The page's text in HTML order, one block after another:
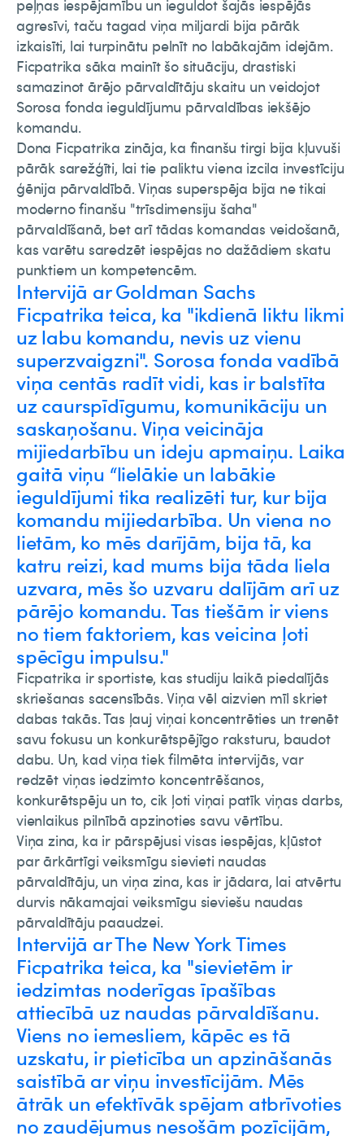
peļņas iespējamību un ieguldot šajās iespējās
agresīvi, taču tagad viņa miljardi bija pārāk
izkaisīti, lai turpinātu pelnīt no labākajām idejām.
Ficpatrika sāka mainīt šo situāciju, drastiski
samazinot ārējo pārvaldītāju skaitu un veidojot
Sorosa fonda ieguldījumu pārvaldības iekšējo
komandu.
Dona Ficpatrika zināja, ka finanšu tirgi bija kļuvuši
pārāk sarežģīti, lai tie paliktu viena izcila investīciju
ģēnija pārvaldībā. Viņas superspēja bija ne tikai
moderno finanšu "trīsdimensiju šaha"
pārvaldīšanā, bet arī tādas komandas veidošanā,
kas varētu saredzēt iespējas no dažādiem skatu
punktiem un kompetencēm.
Intervijā ar Goldman Sachs
Ficpatrika teica, ka "ikdienā liktu likmi
uz labu komandu, nevis uz vienu
superzvaigzni". Sorosa fonda vadībā
viņa centās radīt vidi, kas ir balstīta
uz caurspīdīgumu, komunikāciju un
saskaņošanu. Viņa veicināja
mijiedarbību un ideju apmaiņu. Laika
gaitā viņu “lielākie un labākie
ieguldījumi tika realizēti tur, kur bija
komandu mijiedarbība. Un viena no
lietām, ko mēs darījām, bija tā, ka
katru reizi, kad mums bija tāda liela
uzvara, mēs šo uzvaru dalījām arī uz
pārējo komandu. Tas tiešām ir viens
no tiem faktoriem, kas veicina ļoti
spēcīgu impulsu."
Ficpatrika ir sportiste, kas studiju laikā piedalījās
skriešanas sacensībās. Viņa vēl aizvien mīl skriet
dabas takās. Tas ļauj viņai koncentrēties un trenēt
savu fokusu un konkurētspējīgo raksturu, baudot
dabu. Un, kad viņa tiek filmēta intervijās, var
redzēt viņas iedzimto koncentrēšanos,
konkurētspēju un to, cik ļoti viņai patīk viņas darbs,
vienlaikus pilnībā apzinoties savu vērtību.
Viņa zina, ka ir pārspējusi visas iespējas, kļūstot
par ārkārtīgi veiksmīgu sievieti naudas
pārvaldītāju, un viņa zina, kas ir jādara, lai atvērtu
durvis nākamajai veiksmīgu sieviešu naudas
pārvaldītāju paaudzei.
Intervijā ar The New York Times
Ficpatrika teica, ka "sievietēm ir
iedzimtas noderīgas īpašības
attiecībā uz naudas pārvaldīšanu.
Viens no iemesliem, kāpēc es tā
uzskatu, ir pieticība un apzināšanās
saistībā ar viņu investīcijām. Mēs
ātrāk un efektīvāk spējam atbrīvoties
no zaudējumus nesošām pozīcijām,